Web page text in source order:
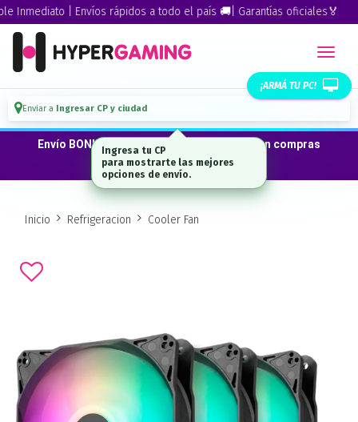
| Envíos rápidos a todo el país 🚚| Garantías oficiales🏅
¡ARMÁ TU PC!
Enviar a Ingresar CP y ciudad
Envío BONIFICADO a CABA · GBA ·La Plata en compras
desde $300.000*
Inicio Refrigeracion Cooler Fan
Ingresa tu CP
para mostrarte las mejores
opciones de envío.